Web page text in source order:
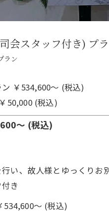
会スタッフ付き) プ
ラン
ン ￥534,600～ (税込)
50,000 (税込)
～ (税込)
い、故人様とゆっくりお
き
534,600～ (税込)